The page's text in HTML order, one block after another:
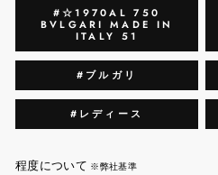
#☆1970AL 750
BVLGARI MADE IN
ITALY 51
#ブルガリ
#レディース
程度について ※弊社基準